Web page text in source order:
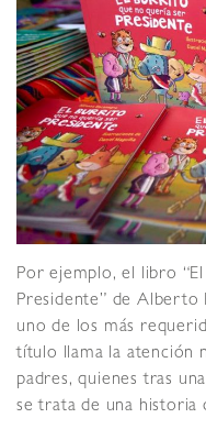
Por ejemplo, el libro
Presidente” de Alberto
uno de los más
título llama la atención
padres, quienes tras
se trata de una historia